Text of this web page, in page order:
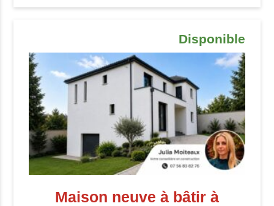
Disponible
Maison neuve à bâtir à